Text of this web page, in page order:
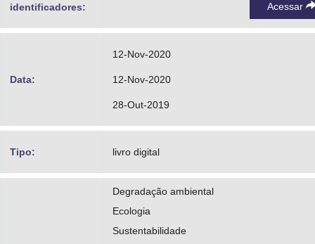
identificadores: Acessar
Data:
12-Nov-2020
12-Nov-2020
28-Out-2019
Tipo: livro digital
Degradação ambiental
Ecologia
Sustentabilidade